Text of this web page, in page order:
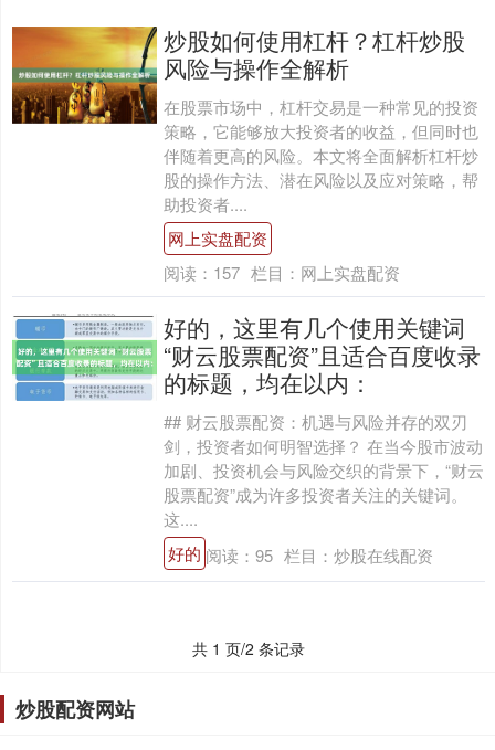
炒股如何使用杠杆？杠杆炒股
风险与操作全解析
在股票市场中，杠杆交易是一种常见的投资
策略，它能够放大投资者的收益，但同时也
伴随着更高的风险。本文将全面解析杠杆炒
股的操作方法、潜在风险以及应对策略，帮
助投资者....
网上实盘配资
阅读： 157 栏目： 网上实盘配资
好的，这里有几个使用关键词
“财云股票配资”且适合百度收录
的标题，均在以内：
## 财云股票配资：机遇与风险并存的双刃
剑，投资者如何明智选择？ 在当今股市波动
加剧、投资机会与风险交织的背景下，“财云
股票配资”成为许多投资者关注的关键词。
这....
好的 阅读： 95 栏目： 炒股在线配资
共 1 页/2 条记录
炒股配资网站